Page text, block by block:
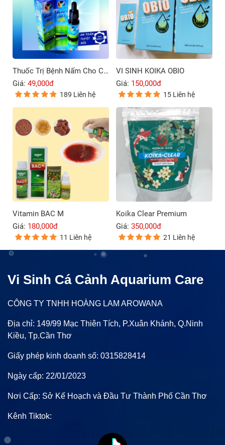
Thuốc Trị Bệnh Nấm Cho Cá Cảnh Blue Sky 9999
Giá: 49,000đ
189 Liên hệ
VI SINH KOIKA OBIO
Giá: 150,000đ
15 Liên hệ
Vitamin BAC M
Giá: 180,000đ
11 Liên hệ
Koika Clear Premium
Giá: 350,000đ
21 Liên hệ
Vi Sinh Cá Cảnh Aquarium Care
CÔNG TY TNHH HOÀNG LAM AROWANA
Địa chỉ: 149/99 Mạc Thiên Tích, P.Xuân Khánh, Q.Ninh
Kiều, Tp.Cần Thơ
Giấy phép kinh doanh số: 0315828414
Ngày cấp: 22/01/2023
Nơi Cấp: Sở Kế Hoạch và Đầu Tư Thành Phố Cần Thơ
Kênh Tiktok: